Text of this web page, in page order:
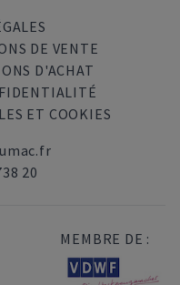
DE VENTE
D'ACHAT
ET COOKIES
20
MEMBRE DE :